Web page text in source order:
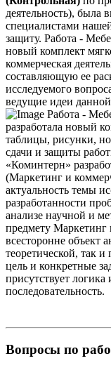
деятельность), была
специалистами
защиту. Работа -
новый комплект
коммерческая
составляющую ее
исследуемого
ведущие идеи
Работа -
разработала новый
таблицы, рисунки,
сдачи и защиты
«Коминтерн»
(Маркетинг и
актуальность темы
разработанности
анализе научной и
предмету Маркетинг
всесторонне объект
теоретической, так
цель и конкретные
присутствует
последовательность.
Вопросы по